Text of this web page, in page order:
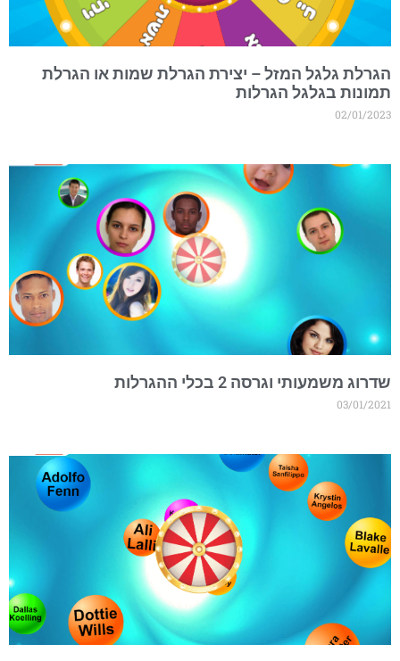
הגרלת גלגל המזל – יצירת הגרלת שמות או הגרלת
תמונות בגלגל הגרלות
02/01/2023
שדרוג משמעותי וגרסה 2 בכלי ההגרלות
03/01/2021